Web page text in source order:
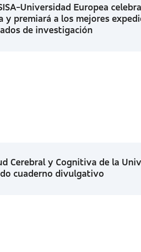
Universidad Europea
y premiará a los mejores
de investigación
Cerebral y Cognitiva de la
cuaderno divulgativo